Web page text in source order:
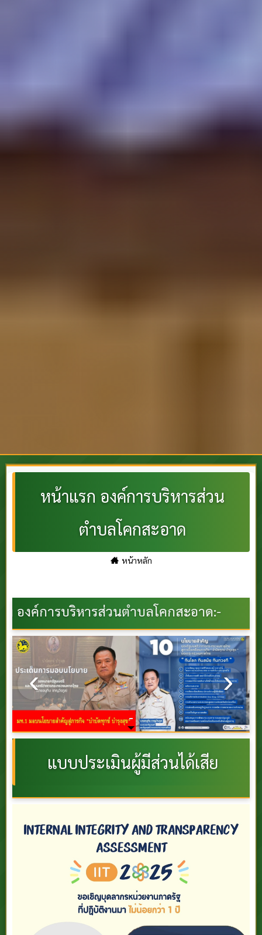
หน้าแรก องค์การบริหารส่วน
ตำบลโคกสะอาด
หน้าหลัก
ส่วนตำบลโคกสะอาด:-
แบบประเมินผู้มีส่วนได้เสีย